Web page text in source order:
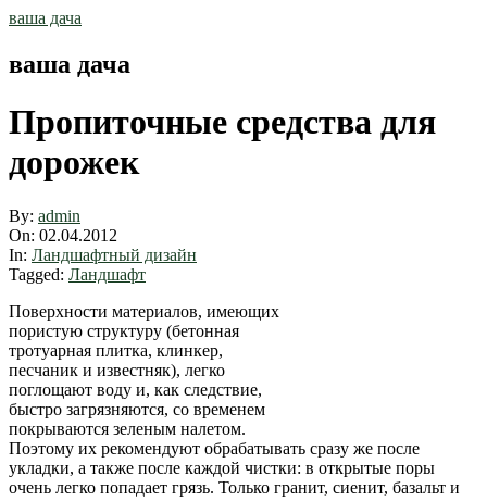
Skip
ваша дача
ваша дача
Пропиточные средства для
дорожек
By: admin
On: 02.04.2012
In: Ландшафтный дизайн
Tagged: Ландшафт
Поверхности материалов, имеющих
пористую структуру (бетонная
тротуарная плитка, клинкер,
песчаник и известняк), легко
поглощают воду и, как следствие,
быстро загрязняются, со временем
покрываются зеленым налетом.
Поэтому их рекомендуют обрабатывать сразу же после
укладки, а также после каждой чистки: в открытые поры
очень легко попадает грязь. Только гранит, сиенит, базальт и